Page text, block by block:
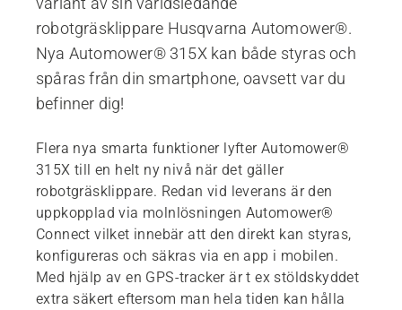
robotgräsklippare Husqvarna Automower®.
Nya Automower® 315X kan både styras och
spåras från din smartphone, oavsett var du
befinner dig!
Flera nya smarta funktioner lyfter Automower®
315X till en helt ny nivå när det gäller
robotgräsklippare. Redan vid leverans är den
uppkopplad via molnlösningen Automower®
Connect vilket innebär att den direkt kan styras,
konfigureras och säkras via en app i mobilen.
Med hjälp av en GPS-tracker är t ex stöldskyddet
extra säkert eftersom man hela tiden kan hålla